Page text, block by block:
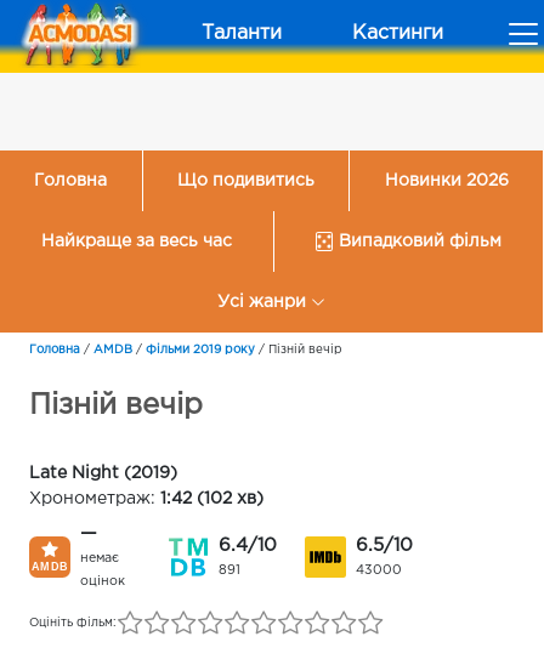
Таланти Кастинги
Головна Що подивитись Новинки 2026
Найкраще за весь час Випадковий фільм
Усі жанри
Головна / AMDB / Фільми 2019 року / Пізній вечір
Пізній вечір
Late Night (2019)
Хронометраж: 1:42 (102 хв)
—
немає
оцінок
6.4/10
891
6.5/10
43000
Оцініть фільм: